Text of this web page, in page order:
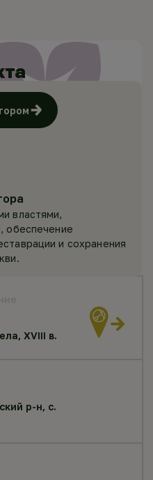
XVIII в.
р-н, с.
властями,
обеспечение
и сохранения